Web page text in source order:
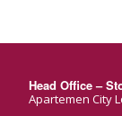
Head Office –
Apartemen City